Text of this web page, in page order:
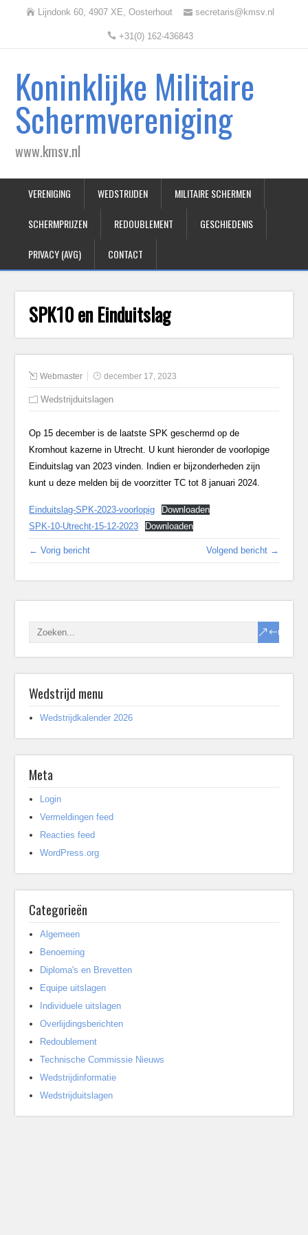
Lijndonk 60, 4907 XE, Oosterhout secretaris@kmsv.nl
+31(0) 162-436843
Koninklijke Militaire
Schermvereniging
www.kmsv.nl
VERENIGING WEDSTRIJDEN MILITAIRE SCHERMEN
SCHERMPRIJZEN REDOUBLEMENT GESCHIEDENIS
PRIVACY (AVG) CONTACT
SPK10 en Einduitslag
Webmaster december 17, 2023
Wedstrijduitslagen
Op 15 december is de laatste SPK geschermd op de
Kromhout kazerne in Utrecht. U kunt hieronder de voorlopige
Einduitslag van 2023 vinden. Indien er bijzonderheden zijn
kunt u deze melden bij de voorzitter TC tot 8 januari 2024.
Einduitslag-SPK-2023-voorlopig
Downloaden
SPK-10-Utrecht-15-12-2023
Downloaden
← Vorig bericht Volgend bericht →
Wedstrijd menu
Wedstrijdkalender 2026
Meta
Login
Vermeldingen feed
Reacties feed
WordPress.org
Categorieën
Algemeen
Benoeming
Diploma's en Brevetten
Equipe uitslagen
Individuele uitslagen
Overlijdingsberichten
Redoublement
Technische Commissie Nieuws
Wedstrijdinformatie
Wedstrijduitslagen